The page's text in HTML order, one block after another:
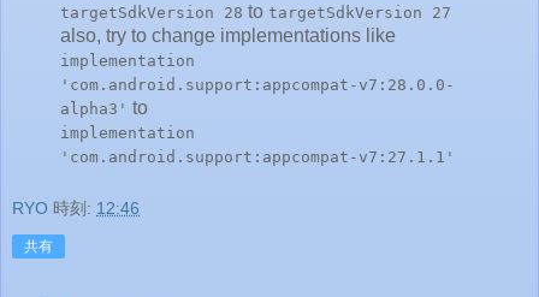
targetSdkVersion 28 to targetSdkVersion 27
also, try to change implementations like
implementation
'com.android.support:appcompat-v7:28.0.0-
alpha3' to
implementation
'com.android.support:appcompat-v7:27.1.1'
RYO 時刻: 12:46
共有